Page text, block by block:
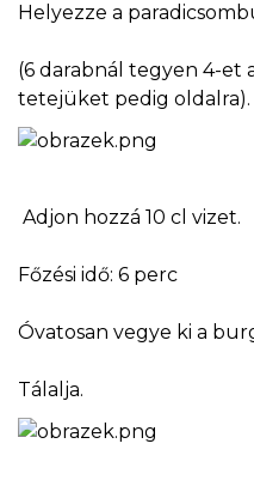
Helyezze a
(6 darabnál tegyen 4-et
tetejüket pedig oldalra).
Adjon hozzá 10 cl vizet.
Főzési idő: 6 perc
Óvatosan vegye ki a
Tálalja.